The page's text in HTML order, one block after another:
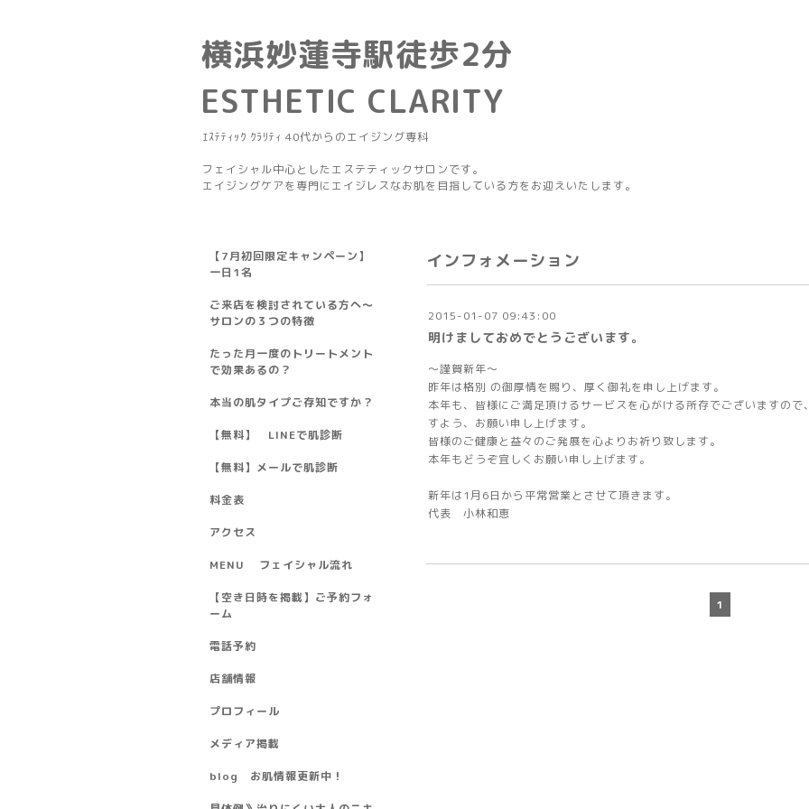
横浜妙蓮寺駅徒歩2分
ESTHETIC CLARITY
ｴｽﾃﾃｨｯｸ ｸﾗﾘﾃｨ 40代からのエイジング専科
フェイシャル中心としたエステティックサロンです。
エイジングケアを専門にエイジレスなお肌を目指している方をお迎えいたします。
インフォメーション
2015-01-07 09:43:00
明けましておめでとうございます。
～謹賀新年～
昨年は格別 の御厚情を賜り、厚く御礼を申し上げます。
本年も、皆様にご満足頂けるサービスを心がける所存でございますの
すよう、お願い申し上げます。
皆様のご健康と益々のご発展を心よりお祈り致します。
本年もどうぞ宜しくお願い申し上げます。
新年は1月6日から平常営業とさせて頂きます。
代表 小林和恵
1
【7月初回限定キャンペーン】
一日1名
ご来店を検討されている方へ～
サロンの３つの特徴
たった月一度のトリートメント
で効果あるの？
本当の肌タイプご存知ですか？
【無料】 LINEで肌診断
【無料】メールで肌診断
料金表
アクセス
MENU フェイシャル流れ
【空き日時を掲載】ご予約フォ
ーム
電話予約
店舗情報
プロフィール
メディア掲載
blog お肌情報更新中！